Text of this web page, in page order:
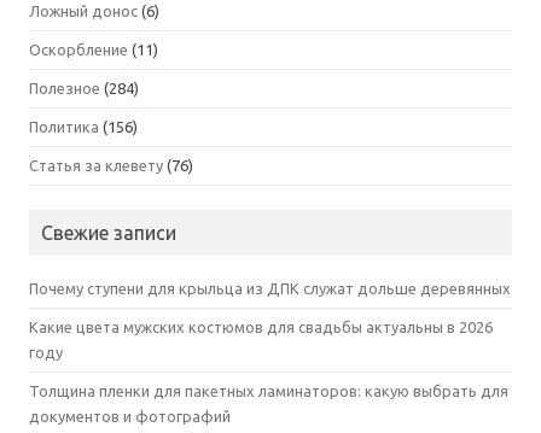
Ложный донос (6)
Оскорбление (11)
Полезное (284)
Политика (156)
Статья за клевету (76)
Свежие записи
Почему ступени для крыльца из ДПК служат дольше деревянных
Какие цвета мужских костюмов для свадьбы актуальны в 2026
году
Толщина пленки для пакетных ламинаторов: какую выбрать для
документов и фотографий